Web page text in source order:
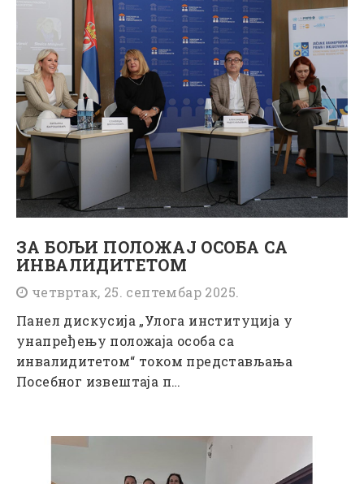
ЗА БОЉИ ПОЛОЖАЈ ОСОБА СА
ИНВАЛИДИТЕТОМ
четвртак, 25. септембар 2025.
Панел дискусија „Улога институција у
унапређењу положаја особа са
инвалидитетом“ током представљања
Посебног извештаја п…